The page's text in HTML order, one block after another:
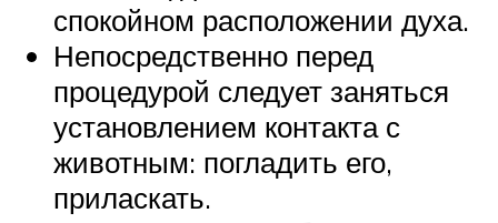
спокойном расположении духа.
Непосредственно перед
процедурой следует заняться
установлением контакта с
животным: погладить его,
приласкать.